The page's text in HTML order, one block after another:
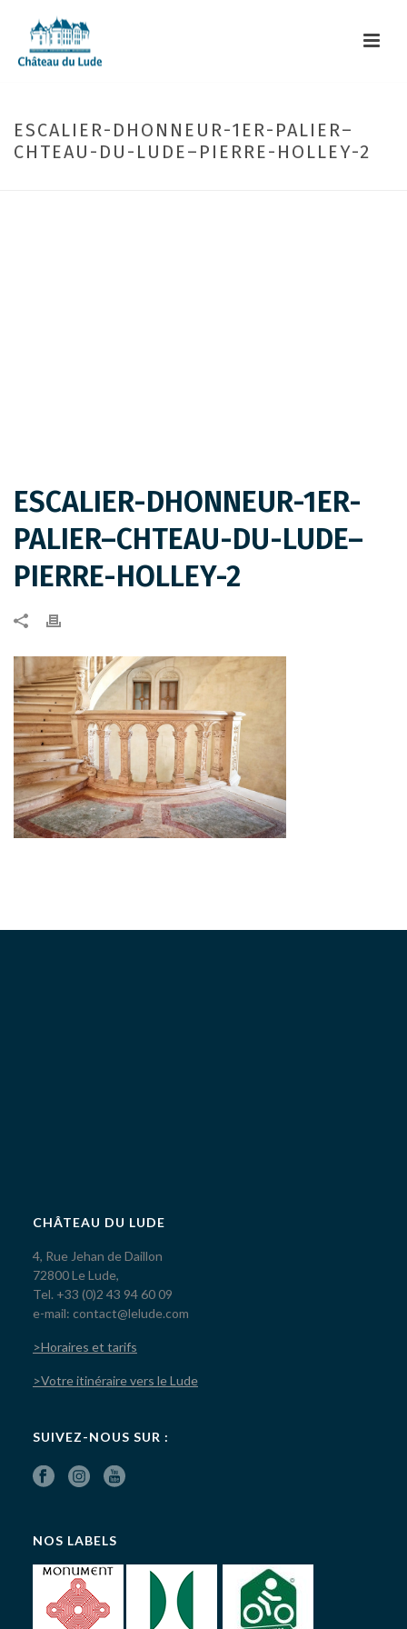
ESCALIER-DHONNEUR-1ER-PALIER–
CHTEAU-DU-LUDE–PIERRE-HOLLEY-2
ESCALIER-DHONNEUR-1ER-
PALIER–CHTEAU-DU-LUDE–
PIERRE-HOLLEY-2
CHÂTEAU DU LUDE
4, Rue Jehan de Daillon
72800 Le Lude,
Tel. +33 (0)2 43 94 60 09
e-mail: contact@lelude.com
>Horaires et tarifs
>Votre itinéraire vers le Lude
SUIVEZ-NOUS SUR :
NOS LABELS